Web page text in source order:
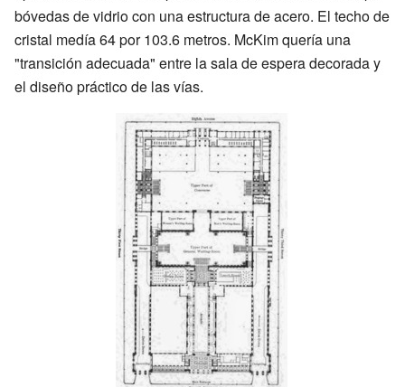
bóvedas de vidrio con una estructura de acero. El techo de
cristal medía 64 por 103.6 metros. McKim quería una
"transición adecuada" entre la sala de espera decorada y
el diseño práctico de las vías.